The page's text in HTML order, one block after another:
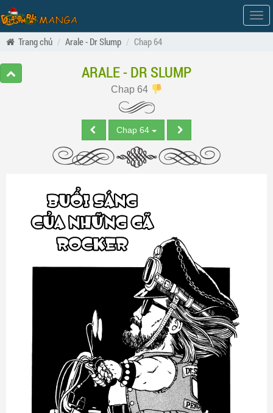
Hiện
Trang chủ
Arale - Dr Slump Chap 64
ARALE - DR SLUMP
Chap 64
Chap 64